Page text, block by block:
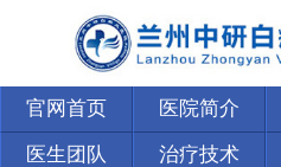
官网首页 医院简介
医生团队 治疗技术